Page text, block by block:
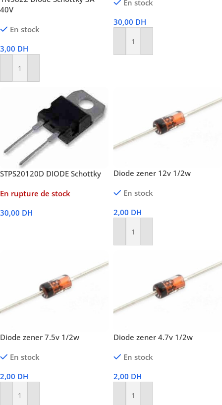
40V
En stock
3,00 DH
Ajouter Au Panier
En stock
30,00 DH
Ajouter Au Panier
STPS20120D DIODE Schottky
En rupture de stock
30,00 DH
Diode zener 12v 1/2w
En stock
2,00 DH
Ajouter Au Panier
Diode zener 7.5v 1/2w
En stock
2,00 DH
Ajouter Au Panier
Diode zener 4.7v 1/2w
En stock
2,00 DH
Ajouter Au Panier